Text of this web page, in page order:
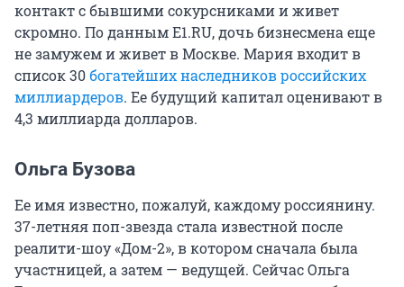
контакт с бывшими сокурсниками и живет
скромно. По данным E1.RU, дочь бизнесмена еще
не замужем и живет в Москве. Мария входит в
список 30богатейших наследников российских
миллиардеров. Ее будущий капитал оценивают в
4,3 миллиарда долларов.
Ольга Бузова
Ее имя известно, пожалуй, каждому россиянину.
37-летняя поп-звезда стала известной после
реалити-шоу «Дом-2», в котором сначала была
участницей, а затем — ведущей. Сейчас Ольга